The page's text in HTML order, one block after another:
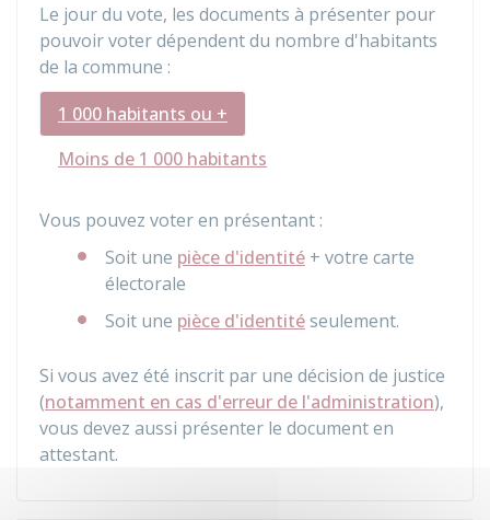
Le jour du vote, les documents à présenter pour
pouvoir voter dépendent du nombre d'habitants
de la commune :
1 000 habitants ou +
Moins de 1 000 habitants
Vous pouvez voter en présentant :
Soit une pièce d'identité + votre carte
électorale
Soit une pièce d'identitéseulement.
Si vous avez été inscrit par une décision de justice
(notamment en cas d'erreur de l'administration),
vous devez aussi présenter le document en
attestant.